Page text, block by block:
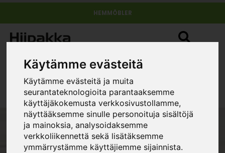
Käytämme evästeitä
Käytämme evästeitä ja muita
seurantateknologioita parantaaksemme
käyttäjäkokemusta verkkosivustollamme,
näyttääksemme sinulle personoituja sisältöjä
ja mainoksia, analysoidaksemme
verkkoliikennettä sekä lisätäksemme
ymmärrystämme käyttäjiemme sijainnista.
HEMMÖBLER
Utgående produkter
Hiipakka möbler- För ditt hem